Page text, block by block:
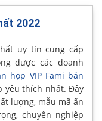
2022
uy tín cung cấp
được các doanh
họp VIP Fami bán
yêu thích nhất. Đây
lượng, mẫu mã ấn
chuyên nghiệp